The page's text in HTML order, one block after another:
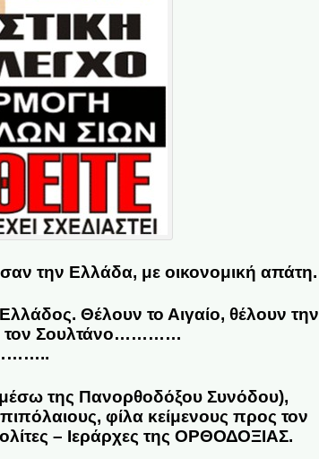
την Ελλάδα, με οικονομική απάτη.
Θέλουν το Αιγαίο, θέλουν την
τον Σουλτάνο…………
της Πανορθοδόξου Συνόδου),
φίλα κείμενους προς τον
– Ιεράρχες της ΟΡΘΟΔΟΞΙΑΣ.